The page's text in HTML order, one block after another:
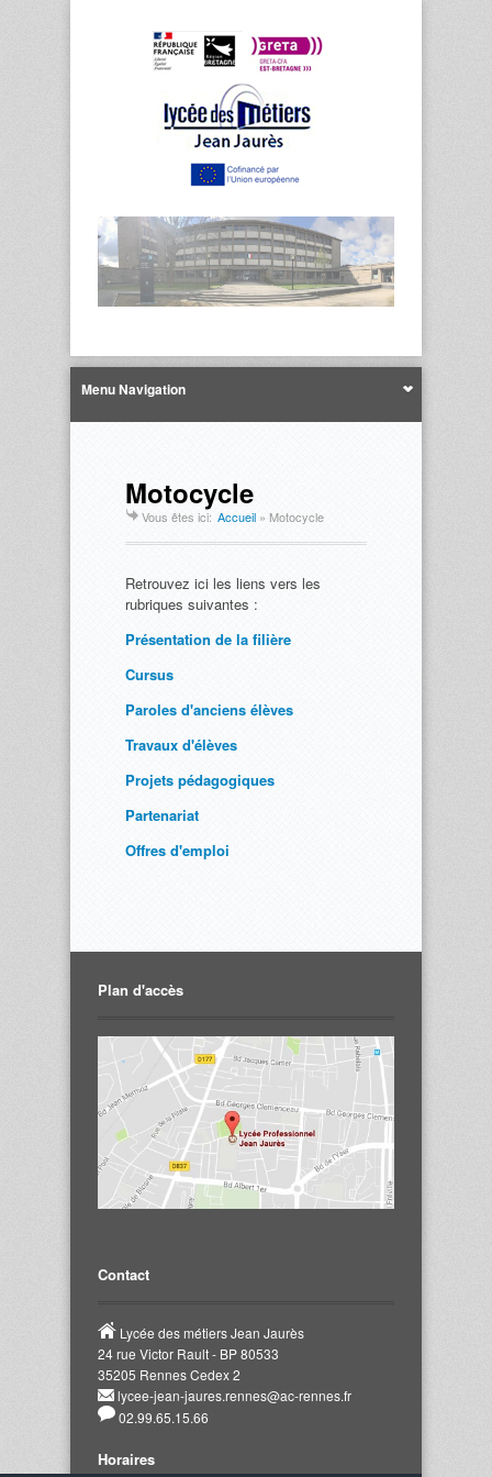
Menu Navigation
Motocycle
Vous êtes ici: Accueil » Motocycle
Retrouvez ici les liens vers les
rubriques suivantes :
Présentation de la filière
Cursus
Paroles d'anciens élèves
Travaux d'élèves
Projets pédagogiques
Partenariat
Offres d'emploi
Plan d'accès
Contact
Lycée des métiers Jean Jaurès
24 rue Victor Rault - BP 80533
35205 Rennes Cedex 2
lycee-jean-jaures.rennes@ac-rennes.fr
02.99.65.15.66
Horaires